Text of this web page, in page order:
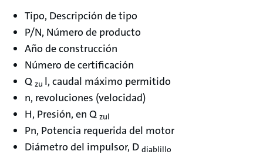
Tipo, Descripción de tipo
P/N, Número de producto
Año de construcción
Número de certificación
Q zu l, caudal máximo permitido
n, revoluciones (velocidad)
H, Presión, en Q zul
Pn, Potencia requerida del motor
Diámetro del impulsor, D diablillo